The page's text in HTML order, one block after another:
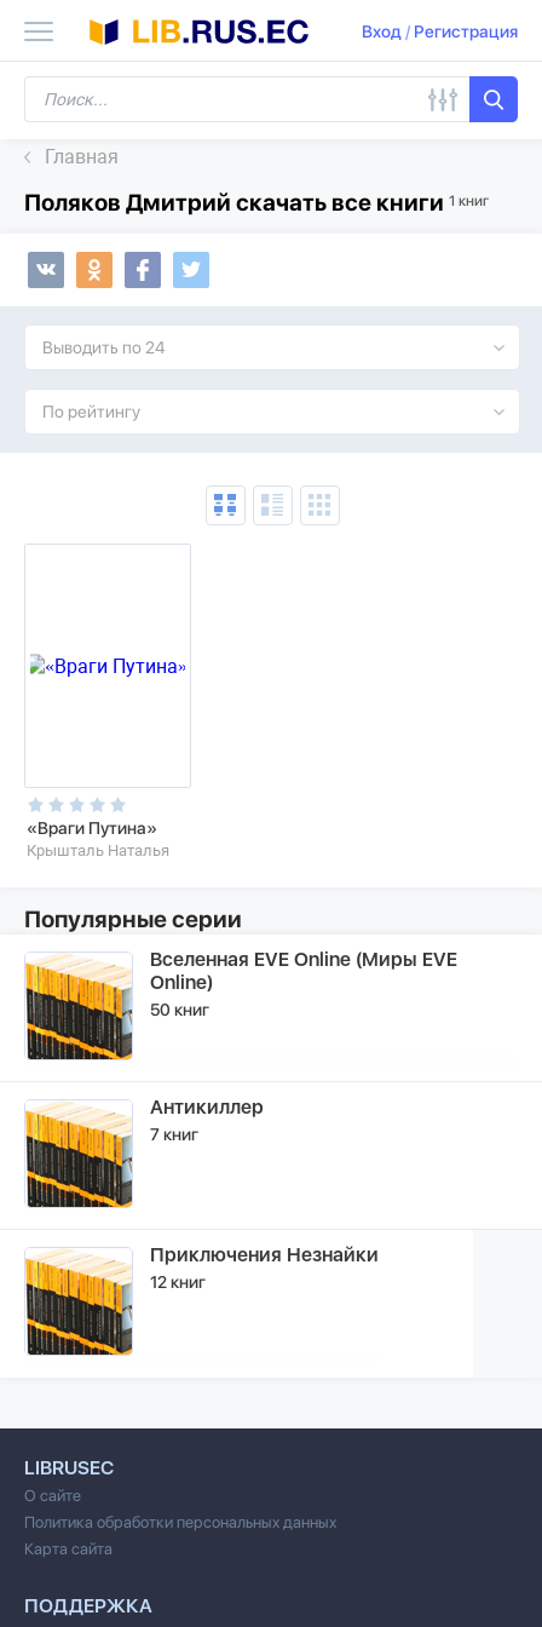
Вход/ Регистрация
Главная
Поляков Дмитрий скачать все книги 1 книг
Выводить по 24
По рейтингу
«Враги Путина»
Крышталь Наталья
Популярные серии
Вселенная EVE Online (Миры EVE
Online)
50 книг
Антикиллер
7 книг
Приключения Незнайки
12 книг
LIBRUSEC
О сайте
Политика обработки персональных данных
Карта сайта
ПОДДЕРЖКА